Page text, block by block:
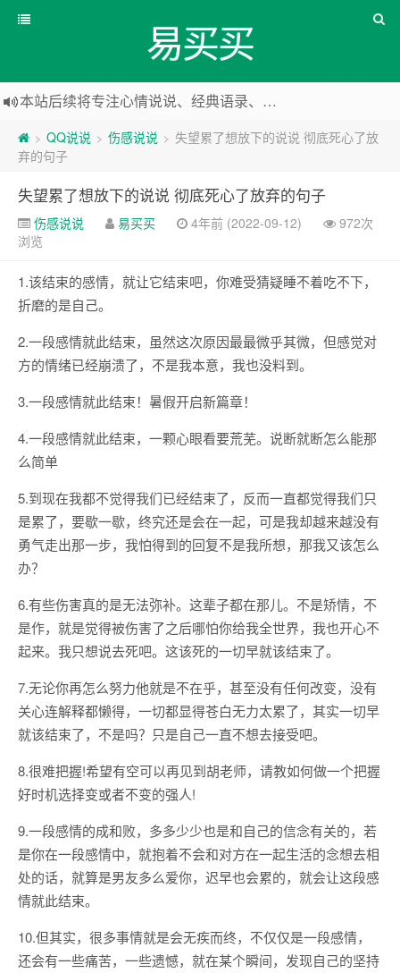
易买买
本站后续将专注心情说说、经典语录、心情随笔等
本站改版，下架友情链接
> QQ说说 > 伤感说说 > 失望累了想放下的说说 彻底死心了放
弃的句子
失望累了想放下的说说 彻底死心了放弃的句子
伤感说说 易买买 4年前 (2022-09-12)
972次
浏览
1.该结束的感情，就让它结束吧，你难受猜疑睡不着吃不下，
折磨的是自己。
2.一段感情就此结束，虽然这次原因最最微乎其微，但感觉对
方的情绪已经崩溃了，不是我本意，我也没料到。
3.一段感情就此结束！暑假开启新篇章！
4.一段感情就此结束，一颗心眼看要荒芜。说断就断怎么能那
么简单
5.到现在我都不觉得我们已经结束了，反而一直都觉得我们只
是累了，要歇一歇，终究还是会在一起，可是我却越来越没有
勇气走出那一步，我怕得到的回复不是我所想，那我又该怎么
办？
6.有些伤害真的是无法弥补。这辈子都在那儿。不是矫情，不
是作，就是觉得被伤害了之后哪怕你给我全世界，我也开心不
起来。我只想说去死吧。这该死的一切早就该结束了。
7.无论你再怎么努力他就是不在乎，甚至没有任何改变，没有
关心连解释都懒得，一切都显得苍白无力太累了，其实一切早
就该结束了，不是吗？只是自己一直不想去接受吧。
8.很难把握!希望有空可以再见到胡老师，请教如何做一个把握
好时机选择变或者不变的强人!
9.一段感情的成和败，多多少少也是和自己的信念有关的，若
是你在一段感情中，就抱着不会和对方在一起生活的念想去相
处的话，就算是男友多么爱你，迟早也会累的，就会让这段感
情就此结束。
10.但其实，很多事情就是会无疾而终，不仅仅是一段感情，
还会有一些痛苦，一些遗憾，就在某个瞬间，发现自己的坚持